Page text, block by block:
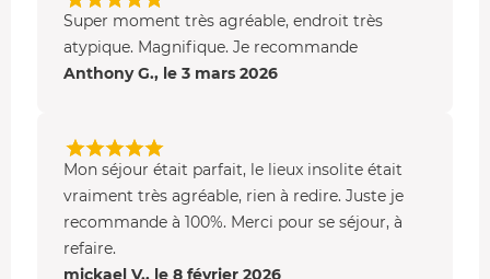
Sur la terrasse, un jacuzzi privatif vous attend pour des
moments de détente en toute tranquillité.
Super moment très agréable, endroit très
atypique. Magnifique. Je recommande
Anthony G., le 3 mars 2026
Mon séjour était parfait, le lieux insolite était
vraiment très agréable, rien à redire. Juste je
recommande à 100%. Merci pour se séjour, à
refaire.
mickael V., le 8 février 2026